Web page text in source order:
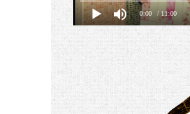
0:00 / 11:00